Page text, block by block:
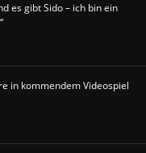
es gibt Sido – ich bin ein
in kommendem Videospiel